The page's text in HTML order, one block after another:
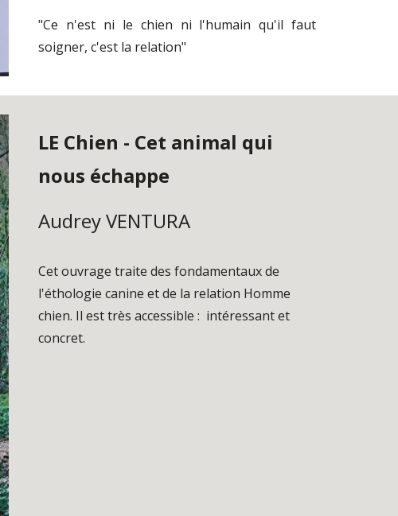
"Ce n'est ni le chien ni l'humain qu'il faut
soigner, c'est la relation"
LE Chien - Cet animal qui
nous échappe
Audrey VENTURA
Cet ouvrage traite des fondamentaux de
l'éthologie canine et de la relation Homme
chien. Il est très accessible :  intéressant et
concret.